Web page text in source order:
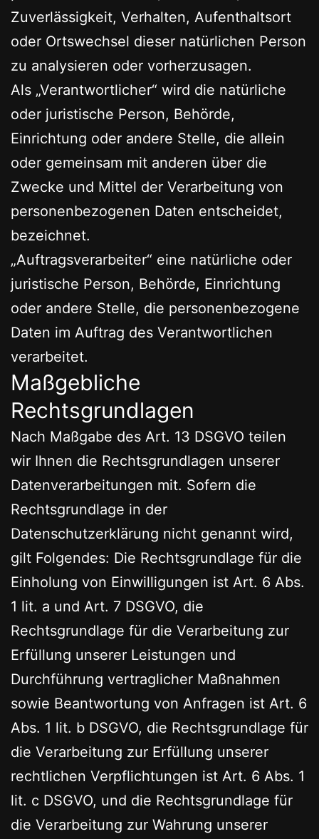
Zuverlässigkeit, Verhalten, Aufenthaltsort
oder Ortswechsel dieser natürlichen Person
zu analysieren oder vorherzusagen.
Als „Verantwortlicher“ wird die natürliche
oder juristische Person, Behörde,
Einrichtung oder andere Stelle, die allein
oder gemeinsam mit anderen über die
Zwecke und Mittel der Verarbeitung von
personenbezogenen Daten entscheidet,
bezeichnet.
„Auftragsverarbeiter“ eine natürliche oder
juristische Person, Behörde, Einrichtung
oder andere Stelle, die personenbezogene
Daten im Auftrag des Verantwortlichen
verarbeitet.
Maßgebliche
Rechtsgrundlagen
Nach Maßgabe des Art. 13 DSGVO teilen
wir Ihnen die Rechtsgrundlagen unserer
Datenverarbeitungen mit. Sofern die
Rechtsgrundlage in der
Datenschutzerklärung nicht genannt wird,
gilt Folgendes: Die Rechtsgrundlage für die
Einholung von Einwilligungen ist Art. 6 Abs.
1 lit. a und Art. 7 DSGVO, die
Rechtsgrundlage für die Verarbeitung zur
Erfüllung unserer Leistungen und
Durchführung vertraglicher Maßnahmen
sowie Beantwortung von Anfragen ist Art. 6
Abs. 1 lit. b DSGVO, die Rechtsgrundlage für
die Verarbeitung zur Erfüllung unserer
rechtlichen Verpflichtungen ist Art. 6 Abs. 1
lit. c DSGVO, und die Rechtsgrundlage für
die Verarbeitung zur Wahrung unserer